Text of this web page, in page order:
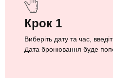
Крок 1
Виберіть дату та час,
Дата бронювання буде